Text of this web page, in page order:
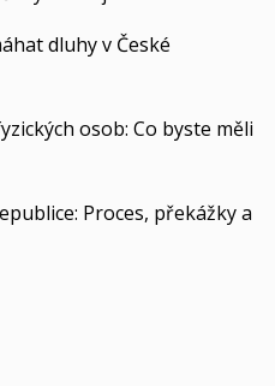
dluhy v České
osob: Co byste měli
Proces, překážky a